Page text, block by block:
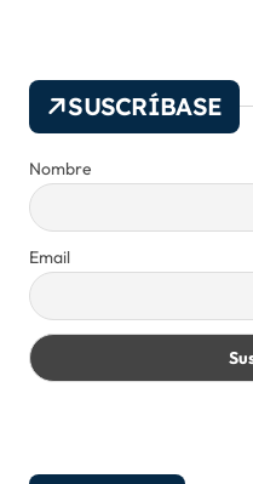
SUSCRÍBASE
Nombre
Email